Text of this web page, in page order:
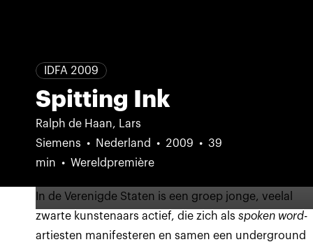
IDFA 2009
Spitting Ink
Ralph de Haan, Lars
Siemens
Nederland 2009
39
min
Wereldpremière
In de Verenigde Staten is een groep jonge, veelal
zwarte kunstenaars actief, die zich alsspoken word-
artiesten manifesteren en samen een underground